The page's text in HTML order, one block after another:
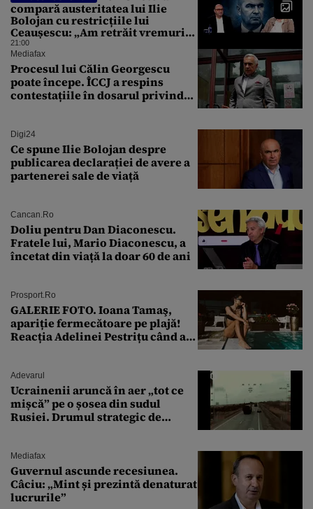
compară austeritatea lui Ilie
Bolojan cu restricțiile lui
Ceaușescu: „Am retrăit vremurile
tinereții”
21:00
Mediafax
Procesul lui Călin Georgescu
poate începe. ÎCCJ a respins
contestațiile în dosarul privind
Digi24
Ce spune Ilie Bolojan despre
publicarea declarației de avere a
partenerei sale de viață
Cancan.ro
Doliu pentru Dan Diaconescu.
Fratele lui, Mario Diaconescu, a
încetat din viață la doar 60 de ani
Prosport.ro
GALERIE FOTO. Ioana Tamaş,
apariție fermecătoare pe plajă!
Reacția Adelinei Pestrițu când a
Adevarul
Ucrainenii aruncă în aer „tot ce
mișcă” pe o șosea din sudul
Rusiei. Drumul strategic de
Mediafax
Guvernul ascunde recesiunea.
Câciu: „Mint și prezintă denaturat
lucrurile”